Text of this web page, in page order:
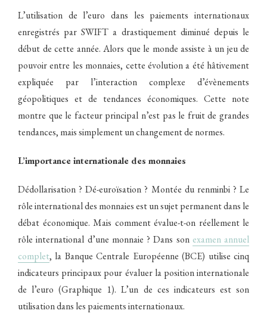
L’utilisation de l’euro dans les paiements internationaux
enregistrés par SWIFT a drastiquement diminué depuis le
début de cette année. Alors que le monde assiste à un jeu de
pouvoir entre les monnaies, cette évolution a été hâtivement
expliquée par l’interaction complexe d’évènements
géopolitiques et de tendances économiques. Cette note
montre que le facteur principal n’est pas le fruit de grandes
tendances, mais simplement un changement de normes.
L’importance internationale des monnaies
Dédollarisation ? Dé-euroïsation ? Montée du renminbi ? Le
rôle international des monnaies est un sujet permanent dans le
débat économique. Mais comment évalue-t-on réellement le
rôle international d’une monnaie ? Dans son examen annuel
complet, la Banque Centrale Européenne (BCE) utilise cinq
indicateurs principaux pour évaluer la position internationale
de l’euro (Graphique 1). L’un de ces indicateurs est son
utilisation dans les paiements internationaux.